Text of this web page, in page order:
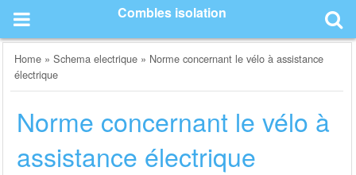
content
Combles isolation
Home »Schema electrique » Norme concernant le vélo à assistance
électrique
Norme concernant le vélo à
assistance électrique